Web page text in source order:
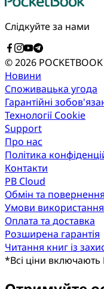
Слідкуйте за нами
© 2026 POCKETBOOK
Новини
Споживацька угода
Гарантійні
Технології Cookie
Support
Про нас
Політика
Контакти
PB Cloud
Обмін та повернення
Умови використання
Оплата та доставка
Розширена гарантія
Читання книг із
*Всі ціни